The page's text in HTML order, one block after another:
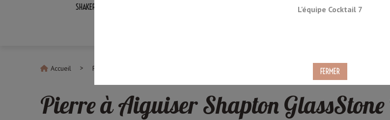
SHAKERS LA GLACE ORGANISATION
Accueil Pierres à Aiguiser SHAPTON Pierre à Aiguiser Shapton GlassStone HR Grain #320
L'équipe Cocktail 7
Pierre à Aiguiser Shapton